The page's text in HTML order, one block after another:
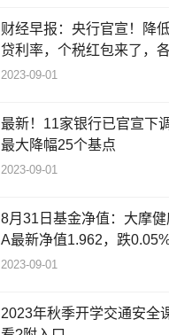
财经早报：央行官宣！降
贷利率，个税红包来了，
元！
2023-09-01
最新！11家银行已官宣下
最大降幅25个基点
2023-09-01
8月31日基金净值：大摩
A最新净值1.962，跌
2023-09-01
2023年秋季开学交通安全